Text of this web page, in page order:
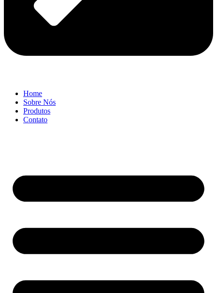
Home
Sobre Nós
Produtos
Contato